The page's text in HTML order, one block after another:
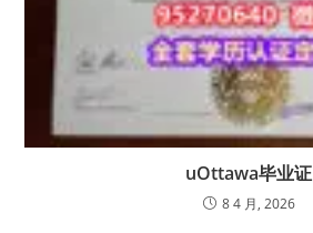
uOttawa毕业证
8 4 月, 2026